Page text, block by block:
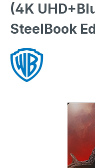
(4K
SteelBook
Bildergalerie